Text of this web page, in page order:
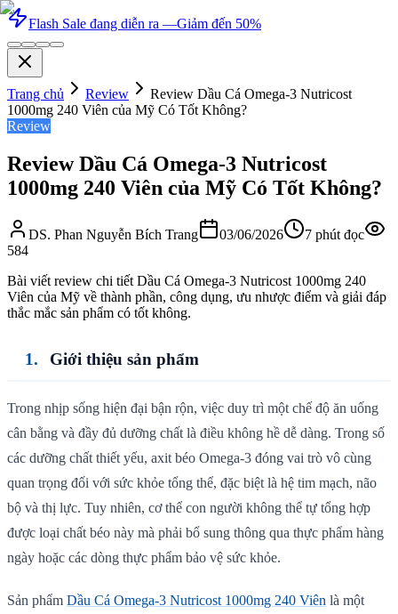
Flash Sale đang diễn ra —Giảm đến 50%
Trang chủ Review
Review Dầu Cá Omega-3 Nutricost
1000mg 240 Viên của Mỹ Có Tốt Không?
Review
Review Dầu Cá Omega-3 Nutricost
1000mg 240 Viên của Mỹ Có Tốt Không?
DS. Phan Nguyễn Bích Trang 03/06/2026 7 phút đọc
584
Bài viết review chi tiết Dầu Cá Omega-3 Nutricost 1000mg 240
Viên của Mỹ về thành phần, công dụng, ưu nhược điểm và giải đáp
thắc mắc sản phẩm có tốt không.
Giới thiệu sản phẩm
Trong nhịp sống hiện đại bận rộn, việc duy trì một chế độ ăn uống
cân bằng và đầy đủ dưỡng chất là điều không hề dễ dàng. Trong số
các dưỡng chất thiết yếu, axit béo Omega-3 đóng vai trò vô cùng
quan trọng đối với sức khỏe tổng thể, đặc biệt là hệ tim mạch, não
bộ và thị lực. Tuy nhiên, cơ thể con người không thể tự tổng hợp
được loại chất béo này mà phải bổ sung thông qua thực phẩm hàng
ngày hoặc các dòng thực phẩm bảo vệ sức khỏe.
Sản phẩm Dầu Cá Omega-3 Nutricost 1000mg 240 Viên là một